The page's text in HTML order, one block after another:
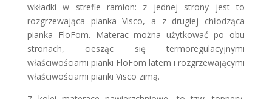
wkładki w strefie ramion: z jednej strony jest to
rozgrzewająca pianka Visco, a z drugiej chłodząca
pianka FloFom. Materac można użytkować po obu
stronach, ciesząc się termoregulacyjnymi
właściwościami pianki FloFom latem i rozgrzewającymi
właściwościami pianki Visco zimą.